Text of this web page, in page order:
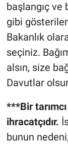
başlangıç
gibi
Bakanlık
seçiniz.
alsın, size
Davutlar
***Bir
ihracatçıdır.
bunun